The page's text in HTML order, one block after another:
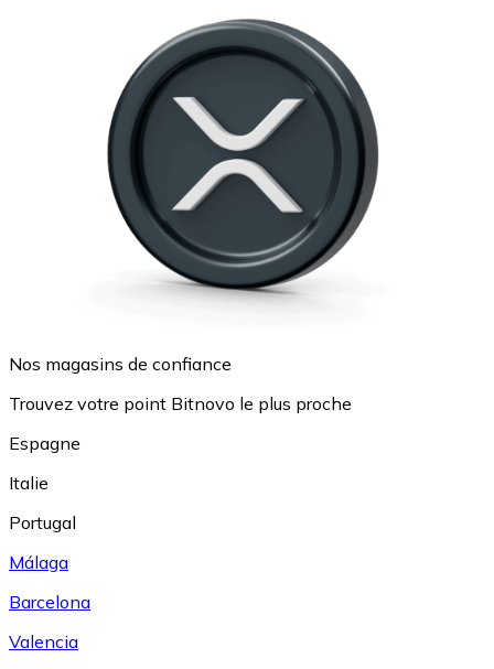
Nos magasins de confiance
Trouvez votre point Bitnovo le plus proche
Espagne
Italie
Portugal
Málaga
Barcelona
Valencia